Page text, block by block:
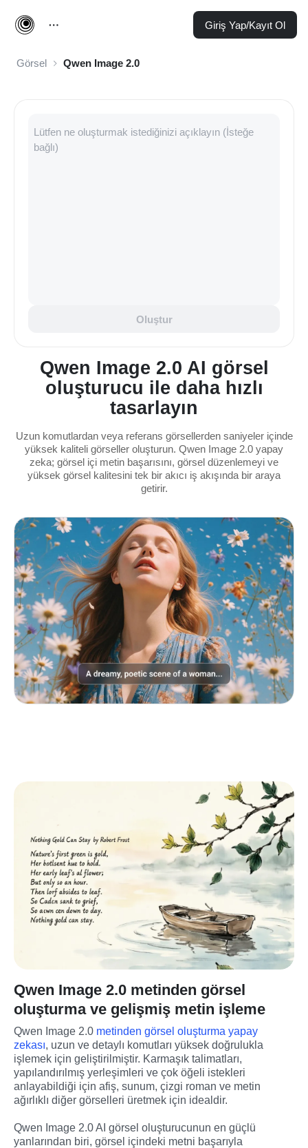
Giriş Yap/Kayıt Ol
Görsel Qwen Image 2.0
Qwen Image 2.0 AI görsel
oluşturucu ile daha hızlı
tasarlayın
Uzun komutlardan veya referans görsellerden saniyeler içinde
yüksek kaliteli görseller oluşturun. Qwen Image 2.0 yapay
zeka; görsel içi metin başarısını, görsel düzenlemeyi ve
yüksek görsel kalitesini tek bir akıcı iş akışında bir araya
getirir.
Oluştur
Qwen Image 2.0 metinden görsel
oluşturma ve gelişmiş metin işleme
Qwen Image 2.0 metinden görsel oluşturma yapay
zekası, uzun ve detaylı komutları yüksek doğrulukla
işlemek için geliştirilmiştir. Karmaşık talimatları,
yapılandırılmış yerleşimleri ve çok öğeli istekleri
anlayabildiği için afiş, sunum, çizgi roman ve metin
ağırlıklı diğer görselleri üretmek için idealdir.
Qwen Image 2.0 AI görsel oluşturucunun en güçlü
yanlarından biri, görsel içindeki metni başarıyla